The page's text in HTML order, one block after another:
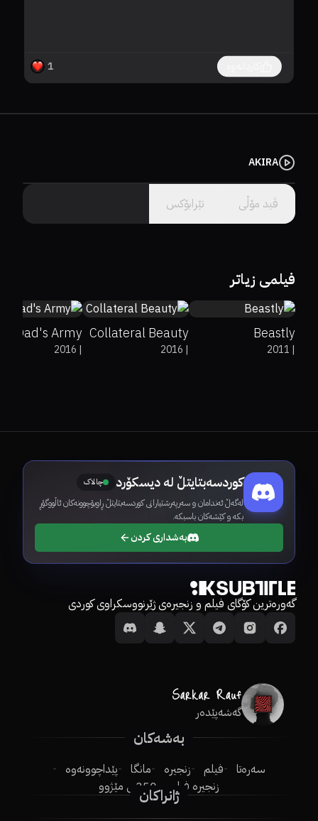
1
AKIRA
ڤید مۆڵى تێرابۆکس
سێرڤەرێک هەڵبژێرە.
فیلمی زیاتر
Beastly
|
2011
Collateral Beauty
|
2016
Dad's Army
|
2016
کوردسەبتایتڵ لە دیسکۆرد چالاک
لەگەڵ ئەندامان و سەرپەرشتیارانی کوردسەبتایتڵ ڕاوبۆچوونەکان ئاڵووگۆڕ
بکە و کێشەکان باسبکە.
بەشداری کردن
گەورەترین کۆگای فیلم و زنجیرەی ژێرنووسکراوی کوردی
گەشەپێدەر
بەشەکان
سەرەتا فیلم زنجیرە مانگا
پێداچوونەوە
زنجیرە فیلم
250ـی مێژوو
ژانراکان